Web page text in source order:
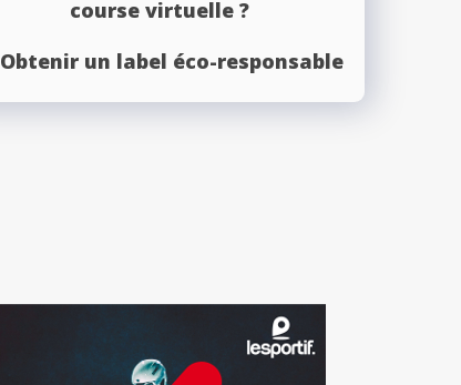
course virtuelle ?
Obtenir un label éco-responsable